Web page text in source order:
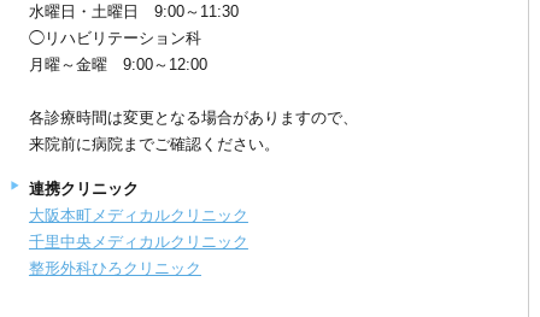
水曜日・土曜日 9:00～11:30
◯リハビリテーション科
月曜～金曜 9:00～12:00
各診療時間は変更となる場合がありますので、
来院前に病院までご確認ください。
連携クリニック
大阪本町メディカルクリニック
千里中央メディカルクリニック
整形外科ひろクリニック